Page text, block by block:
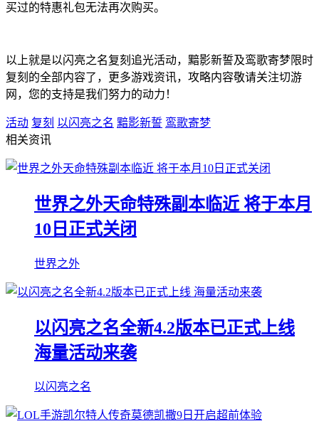
买过的特惠礼包无法再次购买。
以上就是以闪亮之名复刻追光活动，黯影新誓及鸾歌寄梦限时
复刻的全部内容了，更多游戏资讯，攻略内容敬请关注切游
网，您的支持是我们努力的动力！
活动 复刻 以闪亮之名 黯影新誓 鸾歌寄梦
相关资讯
世界之外天命特殊副本临近 将于本月
10日正式关闭
世界之外
以闪亮之名全新4.2版本已正式上线
海量活动来袭
以闪亮之名